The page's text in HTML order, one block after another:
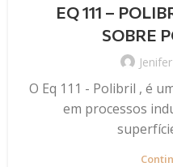
EQ 111 –
SOBRE
O Eq 111 - Polibril , é
em processos